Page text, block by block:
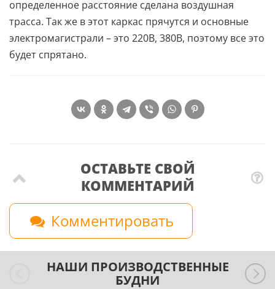
определенное расстояние сделана воздушная
трасса. Так же в этот каркас прячутся и основные
электромагистрали – это 220В, 380В, поэтому все это
будет спрятано.
ОСТАВЬТЕ СВОЙ
КОММЕНТАРИЙ
Комментировать
НАШИ ПРОИЗВОДСТВЕННЫЕ
БУДНИ